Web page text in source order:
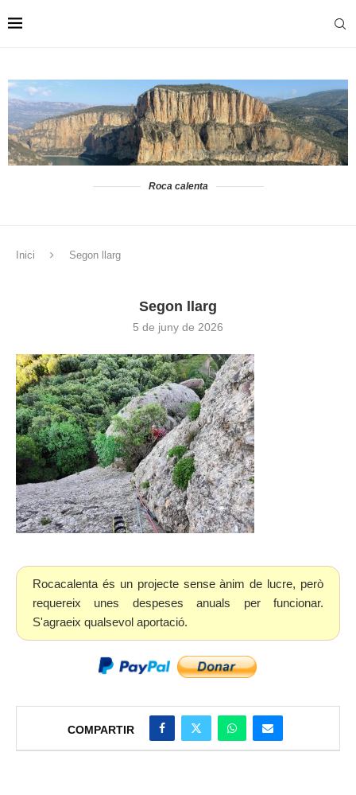
Roca calenta
Inici Segon llarg
Segon llarg
5 de juny de 2026
Rocacalenta és un projecte sense ànim de lucre, però
requereix unes despeses anuals per funcionar.
S'agraeix qualsevol aportació.
COMPARTIR